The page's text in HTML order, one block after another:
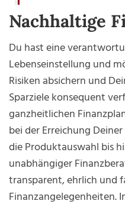
Nachhaltige
Du hast eine
Lebenseinstellung und
Risiken absichern und
Sparziele konsequent
ganzheitlichen
bei der Erreichung
die Produktauswahl bis
unabhängiger
transparent, ehrlich und
Finanzangelegenheiten.